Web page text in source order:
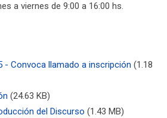
a viernes de 9:00 a 16:00 hs.
- Convoca llamado a inscripción (1.18
(24.63 KB)
del Discurso (1.43 MB)